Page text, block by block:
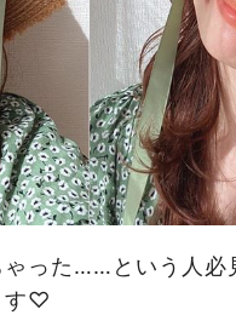
った……という人必
す♡